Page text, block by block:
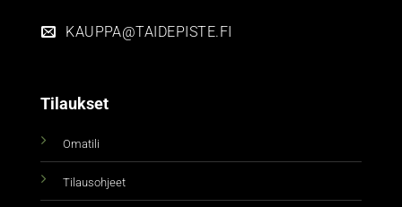
KAUPPA@TAIDEPISTE.FI
Tilaukset
Omatili
Tilausohjeet